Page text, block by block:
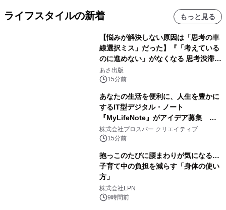
ライフスタイルの新着 もっと見る
【悩みが解決しない原因は「思考の車
線選択ミス」だった】『「考えている
のに進めない」がなくなる 思考渋滞か
ら抜け出す方法』2026年8月25日
（火）発売
あさ出版
15分前
あなたの生活を便利に、人生を豊かに
するIT型デジタル・ノート
『MyLifeNote』がアイデア募集 優
秀賞100名に1年間無償試用
株式会社プロスパー クリエイティブ
15分前
抱っこのたびに腰まわりが気になる…
子育て中の負担を減らす「身体の使い
方」
株式会社LPN
9時間前